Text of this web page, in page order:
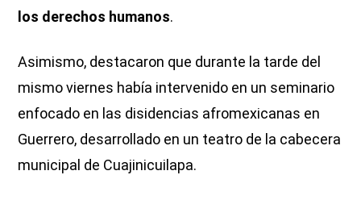
los derechos humanos.
Asimismo, destacaron que durante la tarde del
mismo viernes había intervenido en un seminario
enfocado en las disidencias afromexicanas en
Guerrero, desarrollado en un teatro de la cabecera
municipal de Cuajinicuilapa.